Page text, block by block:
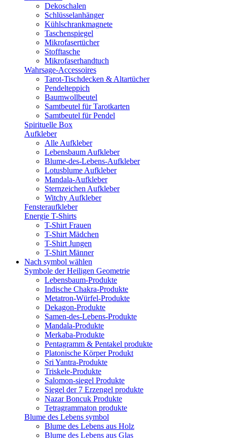
Dekoschalen
Schlüsselanhänger
Kühlschrankmagnete
Taschenspiegel
Mikrofasertücher
Stofftasche
Mikrofaserhandtuch
Wahrsage-Accessoires
Tarot-Tischdecken & Altartücher
Pendelteppich
Baumwollbeutel
Samtbeutel für Tarotkarten
Samtbeutel für Pendel
Spirituelle Box
Aufkleber
Alle Aufkleber
Lebensbaum Aufkleber
Blume-des-Lebens-Aufkleber
Lotusblume Aufkleber
Mandala-Aufkleber
Sternzeichen Aufkleber
Witchy Aufkleber
Fensteraufkleber
Energie T-Shirts
T-Shirt Frauen
T-Shirt Mädchen
T-Shirt Jungen
T-Shirt Männer
Nach symbol wählen
Symbole der Heiligen Geometrie
Lebensbaum-Produkte
Indische Chakra-Produkte
Metatron-Würfel-Produkte
Dekagon-Produkte
Samen-des-Lebens-Produkte
Mandala-Produkte
Merkaba-Produkte
Pentagramm & Pentakel produkte
Platonische Körper Produkt
Sri Yantra-Produkte
Triskele-Produkte
Salomon-siegel Produkte
Siegel der 7 Erzengel produkte
Nazar Boncuk Produkte
Tetragrammaton produkte
Blume des Lebens symbol​
Blume des Lebens aus Holz
Blume des Lebens aus Glas